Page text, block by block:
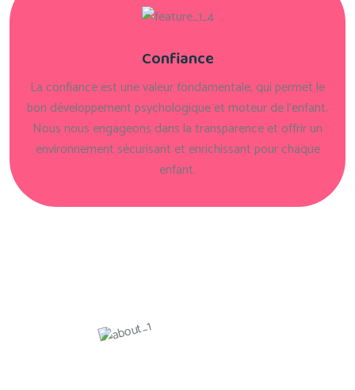
Confiance
La confiance est une valeur fondamentale, qui permet le
bon développement psychologique et moteur de l'enfant.
Nous nous engageons dans la transparence et offrir un
environnement sécurisant et enrichissant pour chaque
enfant.